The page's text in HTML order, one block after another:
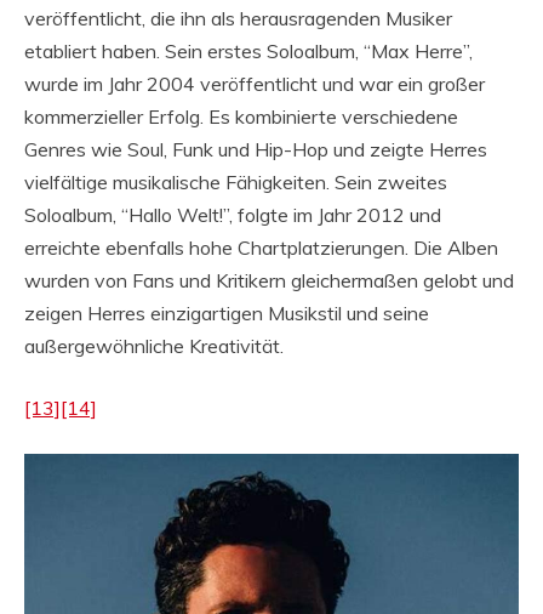
veröffentlicht, die ihn als herausragenden Musiker
etabliert haben. Sein erstes Soloalbum, “Max Herre”,
wurde im Jahr 2004 veröffentlicht und war ein großer
kommerzieller Erfolg. Es kombinierte verschiedene
Genres wie Soul, Funk und Hip-Hop und zeigte Herres
vielfältige musikalische Fähigkeiten. Sein zweites
Soloalbum, “Hallo Welt!”, folgte im Jahr 2012 und
erreichte ebenfalls hohe Chartplatzierungen. Die Alben
wurden von Fans und Kritikern gleichermaßen gelobt und
zeigen Herres einzigartigen Musikstil und seine
außergewöhnliche Kreativität.
[13][14]